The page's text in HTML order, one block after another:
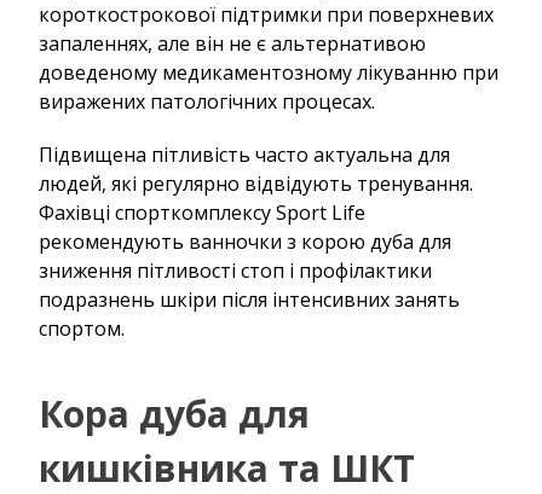
короткострокової підтримки при поверхневих
запаленнях, але він не є альтернативою
доведеному медикаментозному лікуванню при
виражених патологічних процесах.
Підвищена пітливість часто актуальна для
людей, які регулярно відвідують тренування.
Фахівці спорткомплексу Sport Life
рекомендують ванночки з корою дуба для
зниження пітливості стоп і профілактики
подразнень шкіри після інтенсивних занять
спортом.
Кора дуба для
кишківника та ШКТ